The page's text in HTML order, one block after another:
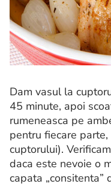
Dam vasul la
45 minute, apoi
rumeneasca pe
pentru fiecare
cuptorului).
daca este nevoie o
capata „consitenta”